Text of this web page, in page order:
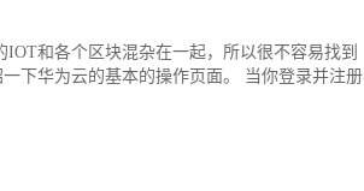
和各个区块混杂在一起，所以很不容易找到
下华为云的基本的操作页面。 当你登录并注册